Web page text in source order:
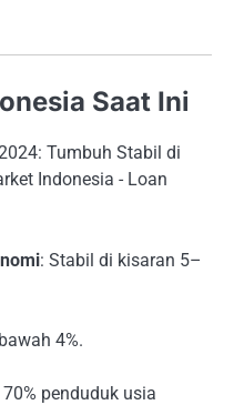
Saat Ini
: Stabil di kisaran 5–
4%.
70% penduduk usia